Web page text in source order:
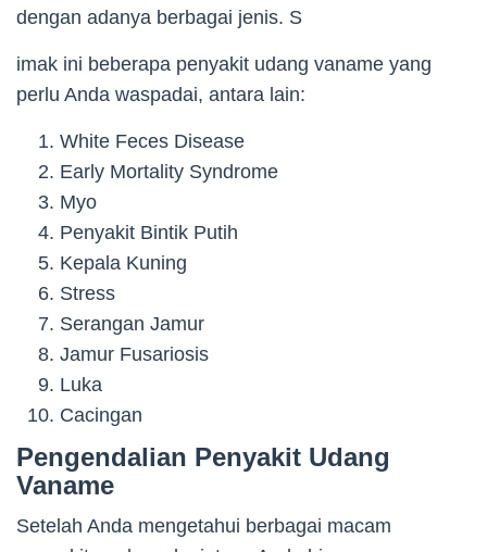
dengan adanya berbagai jenis. S
imak ini beberapa penyakit udang vaname yang
perlu Anda waspadai, antara lain:
White Feces Disease
Early Mortality Syndrome
Myo
Penyakit Bintik Putih
Kepala Kuning
Stress
Serangan Jamur
Jamur Fusariosis
Luka
Cacingan
Pengendalian Penyakit Udang
Vaname
Setelah Anda mengetahui berbagai macam